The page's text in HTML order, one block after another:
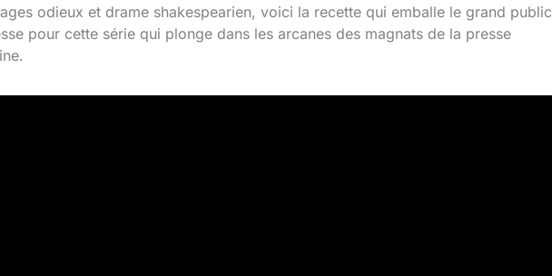
odieux et drame shakespearien, voici la recette qui emballe le grand public
pour cette série qui plonge dans les arcanes des magnats de la presse